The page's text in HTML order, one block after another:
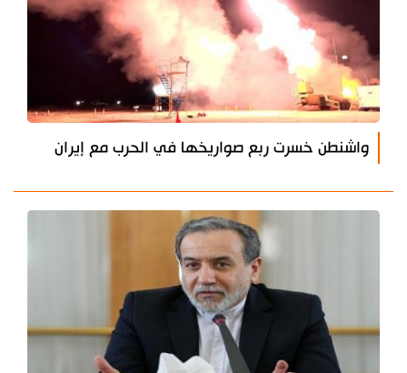
واشنطن خسرت ربع صواريخها في الحرب مع إيران